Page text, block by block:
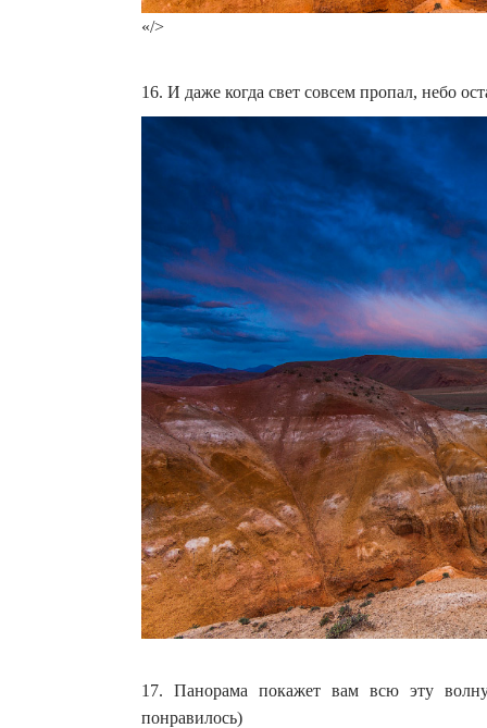
«/>
16. И даже когда свет совсем пропал, небо
17. Панорама покажет вам всю эту
понравилось)